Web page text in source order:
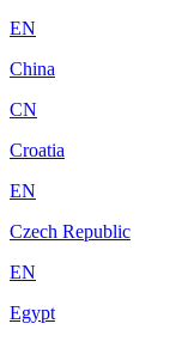
EN
China
CN
Croatia
EN
Czech Republic
EN
Egypt